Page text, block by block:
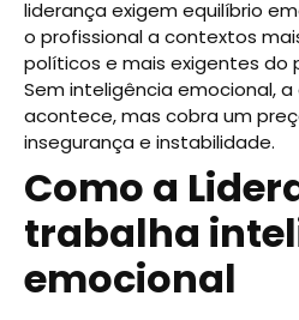
liderança exigem equilíbrio
o profissional a contextos
políticos e mais exigentes do
Sem inteligência emocional,
acontece, mas cobra um
insegurança e instabilidade.
Como a
trabalha
emocional